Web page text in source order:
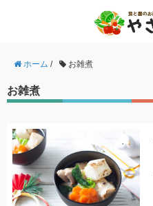
ホーム / お雑煮
お雑煮